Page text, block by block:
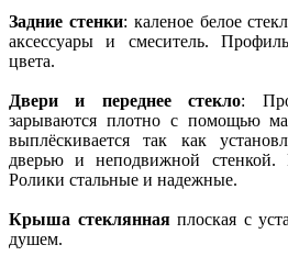
Задние стенки: каленое белое
аксессуары и смеситель.
цвета.
Двери и переднее стекло:
зарываются плотно с помощью
выплёскивается так как
дверью и неподвижной стенкой.
Ролики стальные и надежные.
Крыша стекляннаяплоская с
душем.